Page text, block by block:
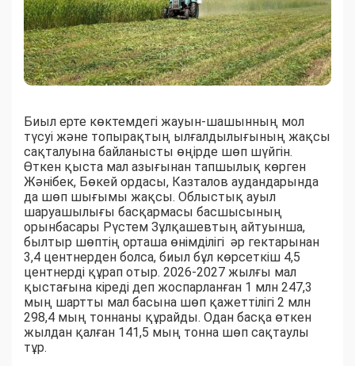
Биыл ерте көктемдегі жауын-шашынның мол
түсуі және топырақтың ылғалдылығының жақсы
сақталуына байланысты өңірде шөп шүйгін.
Өткен қыста мал азығынан тапшылық көрген
Жәнібек, Бөкей ордасы, Казталов аудандарында
да шөп шығымы жақсы. Облыстық ауыл
шаруашылығы басқармасы басшысының
орынбасары Рүстем Зұлқашевтың айтуынша,
былтыр шөптің орташа өнімділігі әр гектарынан
3,4 центнерден болса, биыл бұл көрсеткіш 4,5
центнерді құрап отыр. 2026-2027 жылғы мал
қыстағына кіреді деп жоспарланған 1 млн 247,3
мың шартты мал басына шөп қажеттілігі 2 млн
298,4 мың тоннаны құрайды. Одан басқа өткен
жылдан қалған 141,5 мың тонна шөп сақтаулы
тұр.